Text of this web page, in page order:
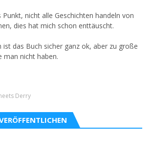
Punkt, nicht alle Geschichten handeln von
dies hat mich schon enttäuscht.
ist das Buch sicher ganz ok, aber zu große
man nicht haben.
Derry